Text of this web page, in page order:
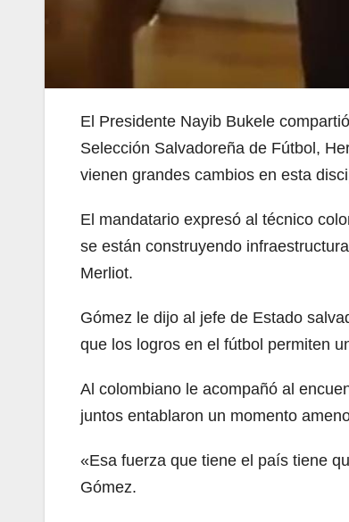
El Presidente Nayib Bukele
Selección Salvadoreña de Fútbol,
vienen grandes cambios en esta
El mandatario expresó al técnico
se están construyendo
Merliot.
Gómez le dijo al jefe de Estado
que los logros en el fútbol permiten
Al colombiano le acompañó al
juntos entablaron un momento
«Esa fuerza que tiene el país tiene
Gómez.